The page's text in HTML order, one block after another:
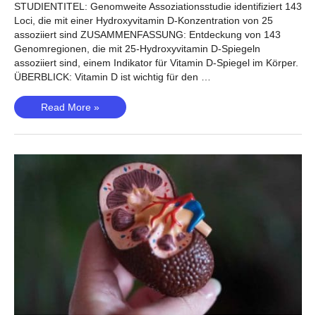
STUDIENTITEL: Genomweite Assoziationsstudie identifiziert 143
Loci, die mit einer Hydroxyvitamin D-Konzentration von 25
assoziiert sind ZUSAMMENFASSUNG: Entdeckung von 143
Genomregionen, die mit 25-Hydroxyvitamin D-Spiegeln
assoziiert sind, einem Indikator für Vitamin D-Spiegel im Körper.
ÜBERBLICK: Vitamin D ist wichtig für den …
Hydroxyvitamin
D-
Spiegel
Read More »